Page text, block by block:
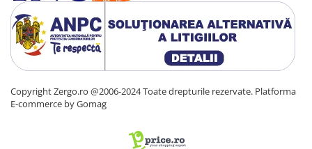
Copyright Zergo.ro @2006-2024 Toate drepturile rezervate. Platforma
E-commerce by Gomag